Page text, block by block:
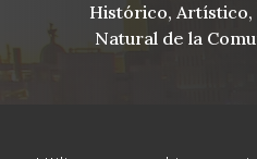
Histórico, Artístico,
Natural de la